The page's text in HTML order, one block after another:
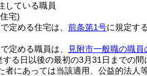
している職員
宅)
定める住宅は、 前条第1号に規定す
定める職員は、 見附市一般職の職
る日以後の最初の3月31日までの間
者にあっては当該適用、公益的法人